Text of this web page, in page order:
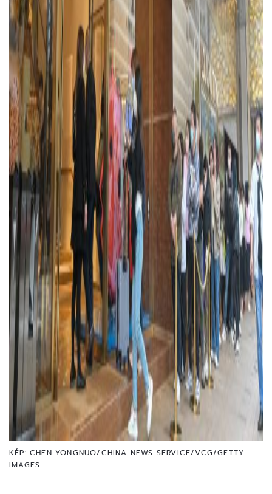
KÉP: CHEN YONGNUO/CHINA NEWS SERVICE/VCG/GETTY
IMAGES